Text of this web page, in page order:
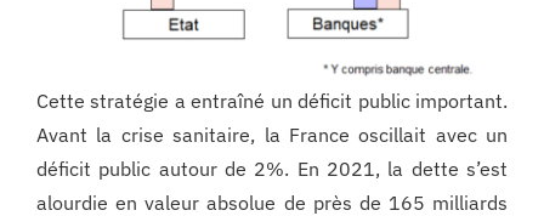
Cette stratégie a entraîné un déficit public important.
Avant la crise sanitaire, la France oscillait avec un
déficit public autour de 2%. En 2021, la dette s’est
alourdie en valeur absolue de près de 165 milliards